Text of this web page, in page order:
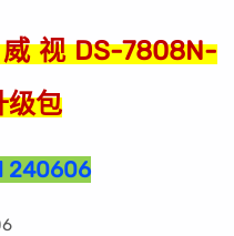
视DS-7808N-
级包
240606